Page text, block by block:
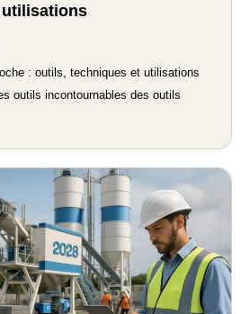
: outils, techniques et utilisations
outils incontournables des outils